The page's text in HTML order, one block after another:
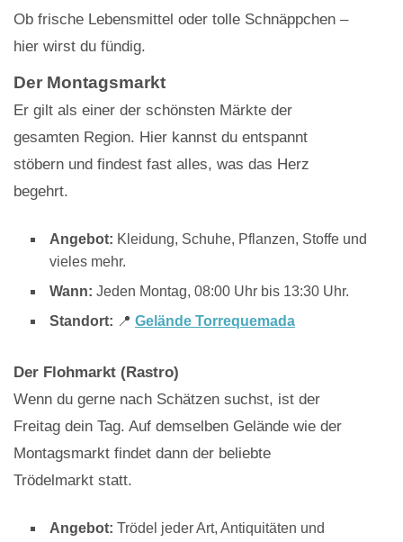
Ob frische Lebensmittel oder tolle Schnäppchen –
hier wirst du fündig.
Der Montagsmarkt
Er gilt als einer der schönsten Märkte der
gesamten Region. Hier kannst du entspannt
stöbern und findest fast alles, was das Herz
begehrt.
Angebot: Kleidung, Schuhe, Pflanzen, Stoffe und
vieles mehr.
Wann: Jeden Montag, 08:00 Uhr bis 13:30 Uhr.
Standort: 📍 Gelände Torrequemada
Der Flohmarkt (Rastro)
Wenn du gerne nach Schätzen suchst, ist der
Freitag dein Tag. Auf demselben Gelände wie der
Montagsmarkt findet dann der beliebte
Trödelmarkt statt.
Angebot: Trödel jeder Art, Antiquitäten und